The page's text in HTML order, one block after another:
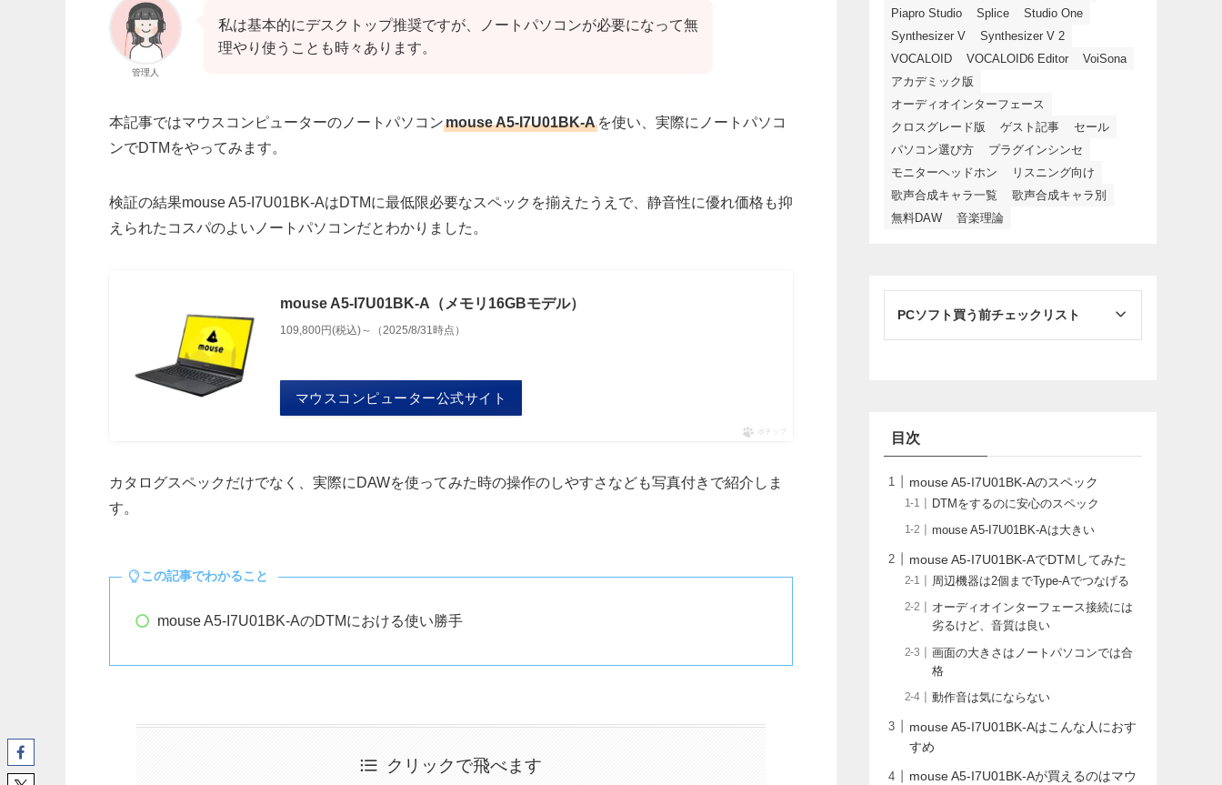
管理人
私は基本的にデスクトップ推奨ですが、ノートパソコンが必要になって無
理やり使うことも時々あります。
本記事ではマウスコンピューターのノートパソコンmouse A5-I7U01BK-A を使い、実際にノートパソコ
ンでDTMをやってみます。
検証の結果mouse A5-I7U01BK-AはDTMに最低限必要なスペックを揃えたうえで、静音性に優れ価格も抑
えられたコスパのよいノートパソコンだとわかりました。
mouse A5-I7U01BK-A（メモリ16GBモデル）
109,800円(税込)～（2025/8/31時点）
マウスコンピューター公式サイト
ポチップ
カタログスペックだけでなく、実際にDAWを使ってみた時の操作のしやすさなども写真付きで紹介しま
す。
この記事でわかること
mouse A5-I7U01BK-AのDTMにおける使い勝手
クリックで飛べます
Piapro Studio
Splice
Studio One
Synthesizer V
Synthesizer V 2
VOCALOID
VOCALOID6 Editor
VoiSona
アカデミック版
オーディオインターフェース
クロスグレード版
ゲスト記事
セール
パソコン選び方
プラグインシンセ
モニターヘッドホン
リスニング向け
歌声合成キャラ一覧
歌声合成キャラ別
無料DAW
音楽理論
PCソフト買う前チェックリスト
目次
mouse A5-I7U01BK-Aのスペック
DTMをするのに安心のスペック
mouse A5-I7U01BK-Aは大きい
mouse A5-I7U01BK-AでDTMしてみた
周辺機器は2個までType-Aでつなげる
オーディオインターフェース接続には
劣るけど、音質は良い
画面の大きさはノートパソコンでは合
格
動作音は気にならない
mouse A5-I7U01BK-Aはこんな人におす
すめ
mouse A5-I7U01BK-Aが買えるのはマウ